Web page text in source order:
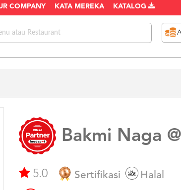
COMPANY KATA MEREKA KATALOG
Bakmi Naga
5.0 Sertifikasi Halal